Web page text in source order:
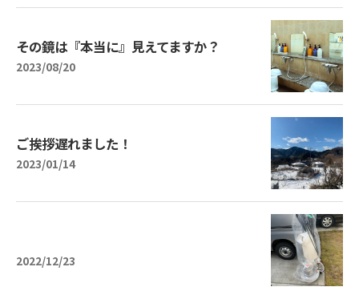
その鏡は『本当に』見えてますか？
2023/08/20
ご挨拶遅れました！
2023/01/14
2022/12/23